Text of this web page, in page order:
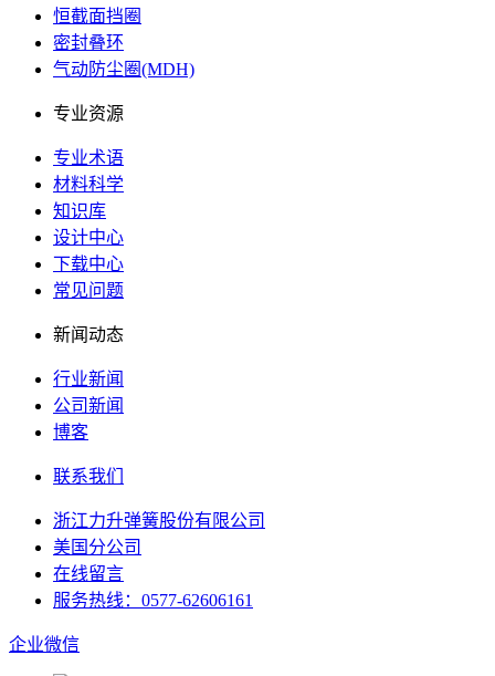
恒截面挡圈
密封叠环
气动防尘圈(MDH)
专业资源
专业术语
材料科学
知识库
设计中心
下载中心
常见问题
新闻动态
行业新闻
公司新闻
博客
联系我们
浙江力升弹簧股份有限公司
美国分公司
在线留言
服务热线：0577-62606161
企业微信